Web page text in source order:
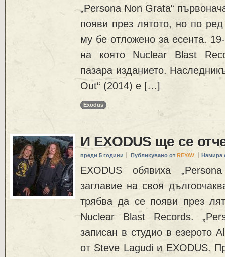
„Persona Non Grata“
появи през лятото, но по ред
му бе отложено за есента.
на която Nuclear Blast
пазара изданието.
Out“ (2014) е […]
Exodus
И EXODUS ще се
преди 5 години Публикувано от REYAV Намира
EXODUS обявиха
заглавие на своя
трябва да се появи през
Nuclear Blast Records.
записан в студио в езерото
от Steve Lagudi и EXODUS.